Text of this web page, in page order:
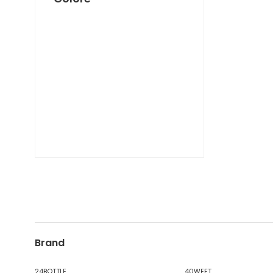
FABRIZIO MANCINI
FLOWER MOUNTAIN
Brand